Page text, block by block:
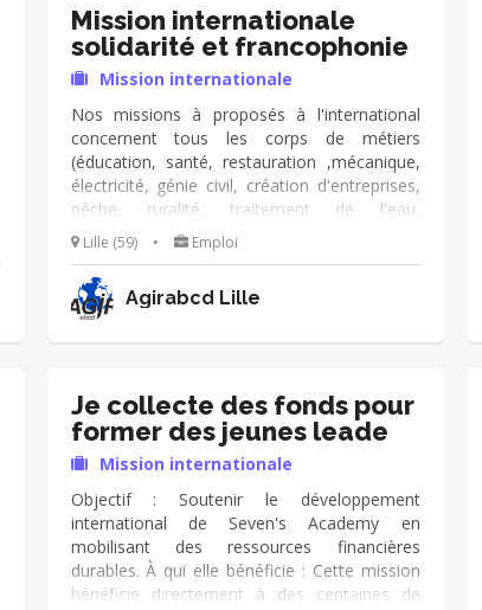
contact humain - Envie de s’impliquer Pas
besoin d’expérience, juste de la motivation
Mission internationale
solidarité et francophonie
Mission internationale
Nos missions à proposés à l'international
concernent tous les corps de métiers
(éducation, santé, restauration ,mécanique,
électricité, génie civil, création d'entreprises,
pêche, ruralité, traitement de l'eau,
administration, commerces développement
urbain etc...) Elles sont de courte durée (2 à 6
semaines). Ces missions sont bénévoles
mais les frais d'acheminement et de vie
locale sont pris en charge.
Lille (59) • Emploi
Agirabcd Lille
Je collecte des fonds pour
former des jeunes leade
Mission internationale
Objectif : Soutenir le développement
international de Seven's Academy en
mobilisant des ressources financières
durables. À qui elle bénéficie : Cette mission
bénéficie directement à des centaines de